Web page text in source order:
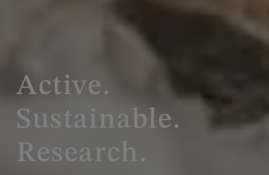
Active.
Sustainable.
Research.